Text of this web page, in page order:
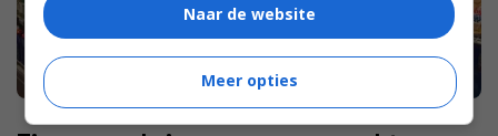
Naar de website
Meer opties